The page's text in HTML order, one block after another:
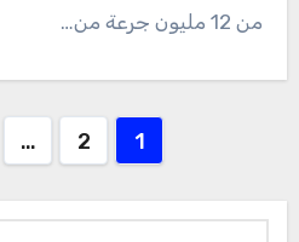
من 12 مليون جرعة من…
1
2
…